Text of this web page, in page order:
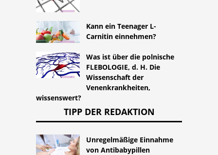
Kann ein Teenager L-
Carnitin einnehmen?
Was ist über die polnische
FLEBOLOGIE, d. H. Die
Wissenschaft der
Venenkrankheiten,
wissenswert?
TIPP DER REDAKTION
Unregelmäßige Einnahme
von Antibabypillen